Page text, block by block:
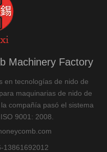
Machinery Factory
en tecnologías de nido de
maquinarias de nido de
compañía pasó el sistema
9001: 2008.
13861692012